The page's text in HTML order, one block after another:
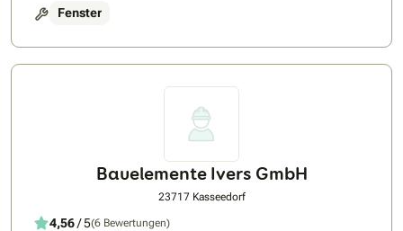
Fenster
Bauelemente Ivers GmbH
23717 Kasseedorf
4,56/ 5(6 Bewertungen)